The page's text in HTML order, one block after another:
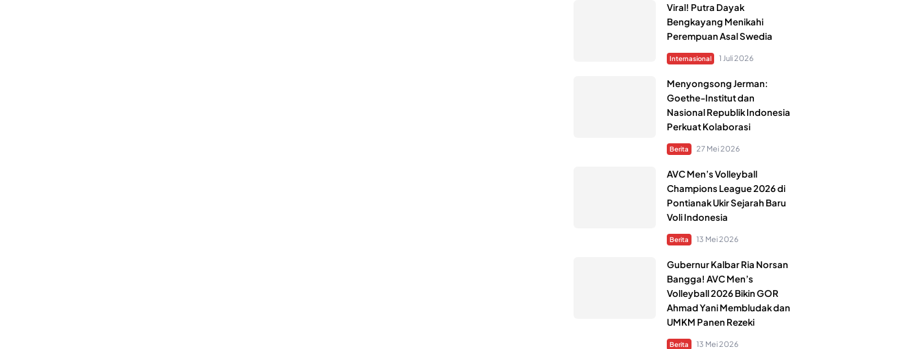
Viral! Putra Dayak
Bengkayang Menikahi
Perempuan Asal Swedia
Internasional 1 Juli 2026
Menyongsong Jerman:
Goethe-Institut dan
Nasional Republik Indonesia
Perkuat Kolaborasi
Berita 27 Mei 2026
AVC Men’s Volleyball
Champions League 2026 di
Pontianak Ukir Sejarah Baru
Voli Indonesia
Berita 13 Mei 2026
Gubernur Kalbar Ria Norsan
Bangga! AVC Men’s
Volleyball 2026 Bikin GOR
Ahmad Yani Membludak dan
UMKM Panen Rezeki
Berita 13 Mei 2026